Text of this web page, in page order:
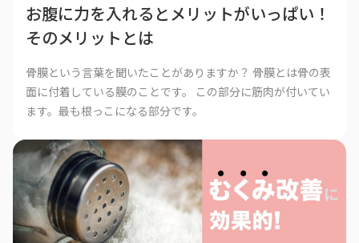
お腹に力を入れるとメリットがいっぱい！
そのメリットとは
骨膜という言葉を聞いたことがありますか？ 骨膜とは骨の表
面に付着している膜のことです。 この部分に筋肉が付いてい
ます。最も根っこになる部分です。